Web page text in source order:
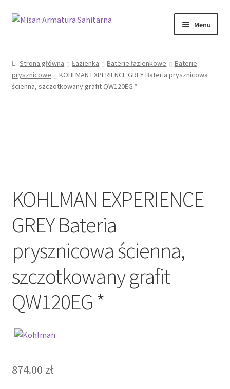
Przejdź
Przejdź
Menu
Moje konto
Strona główna Łazienka Baterie łazienkowe
Baterie
prysznicowe
KOHLMAN EXPERIENCE GREY Bateria prysznicowa
ścienna, szczotkowany grafit QW120EG *
KOHLMAN EXPERIENCE
GREY Bateria
prysznicowa ścienna,
szczotkowany grafit
QW120EG *
874.00 zł